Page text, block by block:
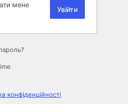
мене
конфіденційності